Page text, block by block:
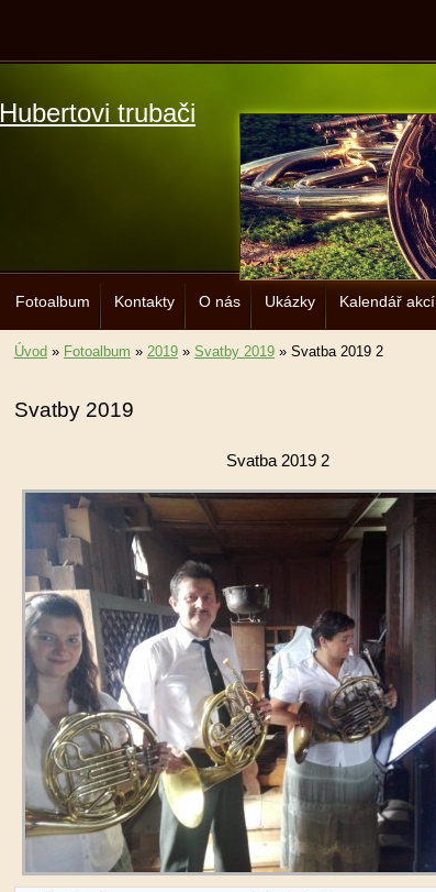
Hubertovi trubači
Fotoalbum Kontakty O nás Ukázky Kalendář akcí
Úvod » Fotoalbum » 2019 » Svatby 2019 » Svatba 2019 2
Svatby 2019
Svatba 2019 2